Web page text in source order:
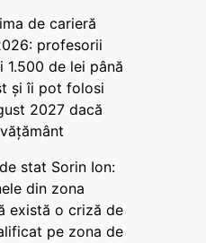
de carieră
profesorii
1.500 de lei până
și îi pot folosi
2027 dacă
stat Sorin Ion:
din zona
există o criză de
pe zona de